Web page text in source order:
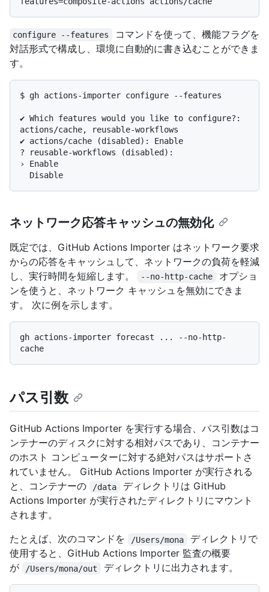
configure --features
コマンドを使って、機能フラグを
対話形式で構成し、環境に自動的に書き込むことができま
す。
$ gh actions-importer configure --features
✔ Which features would you like to configure?:
actions/cache, reusable-workflows
✔ actions/cache (disabled): Enable
? reusable-workflows (disabled):
› Enable
ネットワーク応答キャッシュの無効化
既定では、GitHub Actions Importer はネットワーク要求
からの応答をキャッシュして、ネットワークの負荷を軽減
し、実行時間を短縮します。
--no-http-cache
オプショ
ンを使うと、ネットワーク キャッシュを無効にできま
す。 次に例を示します。
gh actions-importer forecast ... --no-http-
パス引数
GitHub Actions Importer を実行する場合、パス引数はコ
ンテナーのディスクに対する相対パスであり、コンテナー
のホスト コンピューターに対する絶対パスはサポートさ
れていません。 GitHub Actions Importer が実行される
と、コンテナーの
/data
ディレクトリは GitHub
Actions Importer が実行されたディレクトリにマウント
されます。
たとえば、次のコマンドを
/Users/mona
ディレクトリで
使用すると、GitHub Actions Importer 監査の概要
が
/Users/mona/out ディレクトリに出力されます。